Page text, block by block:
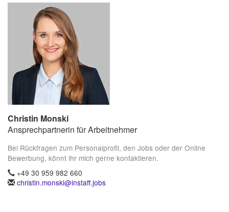
Christin Monski
Ansprechpartnerin für Arbeitnehmer
Bei Rückfragen zum Personalprofil, den Jobs oder der Online
Bewerbung, könnt ihr mich gerne kontaktieren.
+49 30 959 982 660
christin.monski@instaff.jobs